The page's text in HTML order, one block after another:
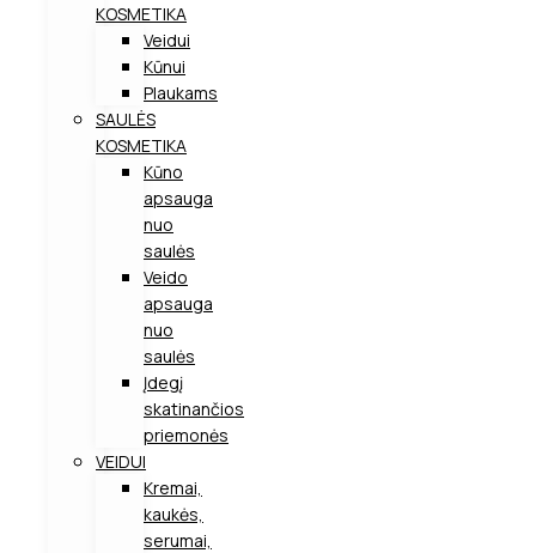
KOSMETIKA
Veidui
Kūnui
Plaukams
SAULĖS
KOSMETIKA
Kūno
apsauga
nuo
saulės
Veido
apsauga
nuo
saulės
Įdegį
skatinančios
priemonės
VEIDUI
Kremai,
kaukės,
serumai,